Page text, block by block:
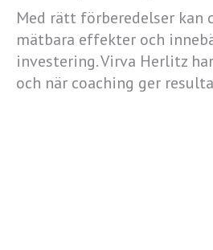
Med rätt förberedelser kan
mätbara effekter och
investering. Virva Herlitz
och när coaching ger